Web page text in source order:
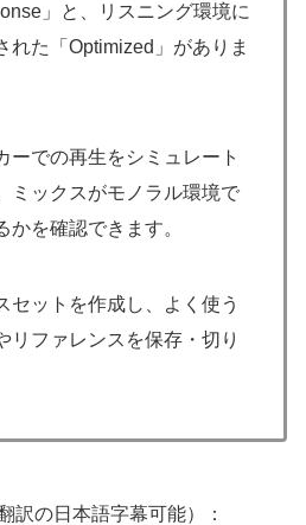
」と、リスニング環境に
れた「Optimized」がありま
ーでの再生をシミュレート
ミックスがモノラル環境で
かを確認できます。
セットを作成し、よく使う
リファレンスを保存・切り
訳の日本語字幕可能）：